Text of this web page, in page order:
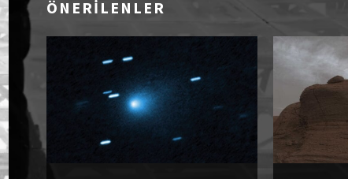
ÖNERİLENLER